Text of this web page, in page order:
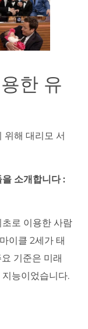
한 유
위해 대리모 서
소개합니다:
로 이용한 사람
이클 2세가 태
기준은 미래
능이었습니다.